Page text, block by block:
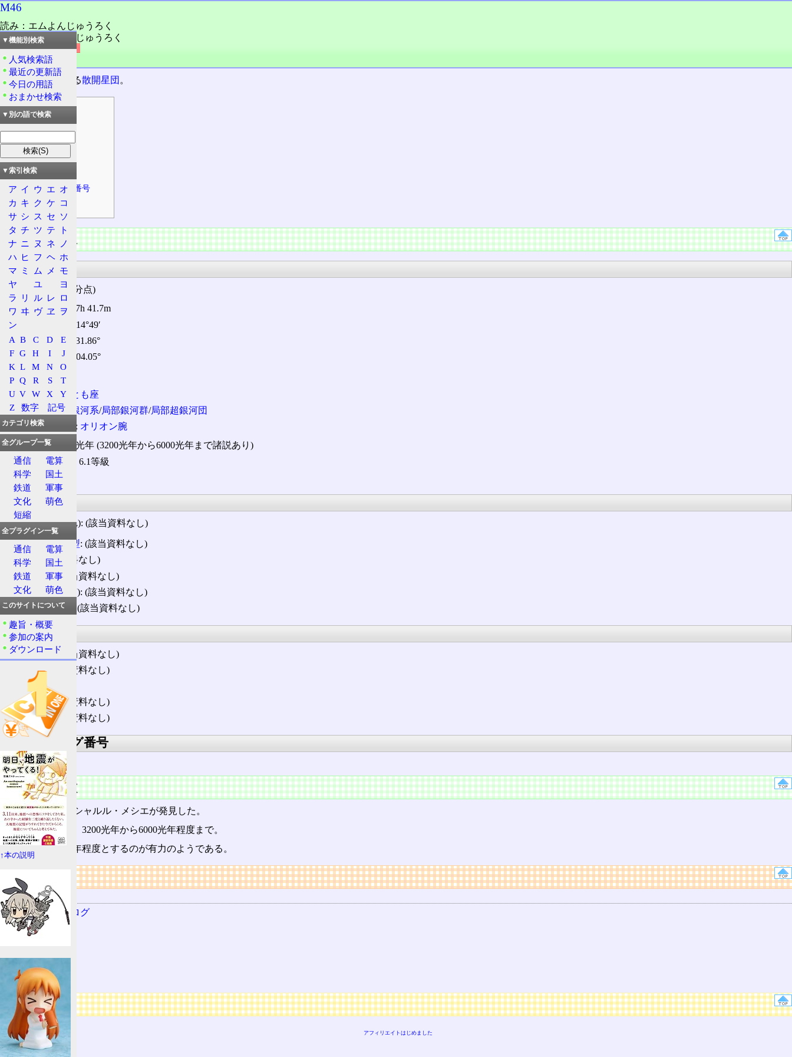
M46
読み：エムよんじゅうろく
読み：メシエよんじゅうろく
外語：M46
品詞：固有名詞
とも座 に見られる散開星団 。
目次
天体の情報
基本情報
物理的情報
詳細情報
主なカタログ番号
天体の特徴
天体の情報
基本情報
座標(2000年分点)
赤経: 07h 41.7m
: −14°49′
銀経 : 231.86°
銀緯
: +04.05°
所属
星座:
とも座
銀河
銀河系/局部銀河群/局部超銀河団
: オリオン腕
距離: 約5400光年 (3200光年から6000光年まで諸説あり)
実視等級(V): 6.1等級
タイプ: f
物理的情報
絶対等級(M V): (該当資料なし)
スペクトル型: (該当資料なし)
色: (該当資料なし)
色指数: (該当資料なし)
視線速度(RV): (該当資料なし)
固有運動(μ): (該当資料なし)
詳細情報
伴星雲: (該当資料なし)
質量: (該当資料なし)
視直径: 27′
光度: (該当資料なし)
年齢: (該当資料なし)
主なカタログ番号
NGC 2437
天体の特徴
1771(明和8)年にシャルル・メシエが発見した。
距離は諸説あり、3200光年から6000光年程度まで。
5300から5400光年程度とするのが有力のようである。
リンク
用語の所属
メシエカタログ
オリオン腕
散開星団
46
広告
アフィリエイトはじめました
▼機能別検索
人気検索語
最近の更新語
今日の用語
おまかせ検索
▼別の語で検索
▼索引検索
ア イ ウ エ オ
カ キ ク ケ コ
サ シ ス セ ソ
タ チ ツ テ
ト
ナ ニ ヌ ネ
ノ
ハ ヒ フ ヘ ホ
マ ミ ム メ
モ
ヤ
ユ
ヨ
ラ
リ ル レ ロ
ワ ヰ ヴ ヱ
ヲ
ン
A B C D
E
F G H I
J
K L M N
O
P Q R S
T
U V W X
Y
Z
数字 記号
カテゴリ検索
全グループ一覧
通信
電算
科学
国土
鉄道
軍事
文化
萌色
短縮
全プラグイン一覧
通信
電算
科学
国土
鉄道
軍事
文化
萌色
このサイトについて
趣旨・概要
参加の案内
ダウンロード
↑本の説明